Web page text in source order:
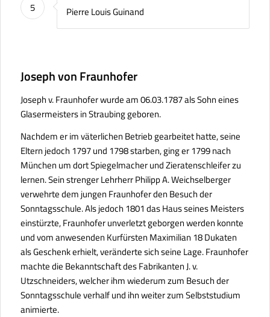
5 Pierre Louis Guinand
Joseph von Fraunhofer
Joseph v. Fraunhofer wurde am 06.03.1787 als Sohn eines
Glasermeisters in Straubing geboren.
Nachdem er im väterlichen Betrieb gearbeitet hatte, seine
Eltern jedoch 1797 und 1798 starben, ging er 1799 nach
München um dort Spiegelmacher und Zieratenschleifer zu
lernen. Sein strenger Lehrherr Philipp A. Weichselberger
verwehrte dem jungen Fraunhofer den Besuch der
Sonntagsschule. Als jedoch 1801 das Haus seines Meisters
einstürzte, Fraunhofer unverletzt geborgen werden konnte
und vom anwesenden Kurfürsten Maximilian 18 Dukaten
als Geschenk erhielt, veränderte sich seine Lage. Fraunhofer
machte die Bekanntschaft des Fabrikanten J. v.
Utzschneiders, welcher ihm wiederum zum Besuch der
Sonntagsschule verhalf und ihn weiter zum Selbststudium
animierte.